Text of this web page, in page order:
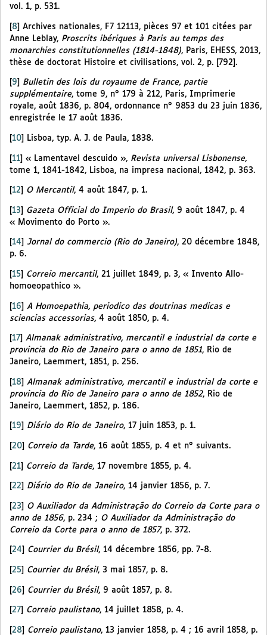
vol. 1, p. 531.
[8] Archives nationales, F7 12113, pièces 97 et 101 citées par
Anne Leblay, Proscrits ibériques à Paris au temps des
monarchies constitutionnelles (1814-1848), Paris, EHESS, 2013,
thèse de doctorat Histoire et civilisations, vol. 2, p. [792].
9
Bulletin des lois du royaume de France, partie
supplémentaire, tome 9, n° 179 à 212, Paris, Imprimerie
royale, août 1836, p. 804, ordonnance n° 9853 du 23 juin 1836,
enregistrée le 17 août 1836.
10 Lisboa, typ. A. J. de Paula, 1838.
[11] « Lamentavel descuido », Revista universal Lisbonense,
tome 1, 1841-1842, Lisboa, na impresa nacional, 1842, p. 363.
12 O Mercantil, 4 août 1847, p. 1.
[13] Gazeta Official do Imperio do Brasil, 9 août 1847, p. 4
« Movimento do Porto ».
14 Jornal do commercio (Rio do Janeiro), 20 décembre 1848,
p. 6.
15 Correio mercantil, 21 juillet 1849, p. 3, « Invento Allo-
homoeopathico ».
[16] A Homoepathia, periodico das doutrinas medicas e
sciencias accessorias, 4 août 1850, p. 4.
17
Almanak administrativo, mercantil e industrial da corte e
provincia do Rio de Janeiro para o anno de 1851, Rio de
Janeiro, Laemmert, 1851, p. 256.
[18] Almanak administrativo, mercantil e industrial da corte e
provincia do Rio de Janeiro para o anno de 1852, Rio de
Janeiro, Laemmert, 1852, p. 186.
19 Diário do Rio de Janeiro, 17 juin 1853, p. 1.
20 Correio da Tarde, 16 août 1855, p. 4 et n° suivants.
[21] Correio da Tarde, 17 novembre 1855, p. 4.
22 Diário do Rio de Janeiro, 14 janvier 1856, p. 7.
[23] O Auxiliador da Administração do Correio da Corte para o
anno de 1856, p. 234 ; O Auxiliador da Administração do
Correio da Corte para o anno de 1857, p. 372.
24 Courrier du Brésil, 14 décembre 1856, pp. 7-8.
25 Courrier du Brésil, 3 mai 1857, p. 8.
[26] Courrier du Brésil, 9 août 1857, p. 8.
27 Correio paulistano, 14 juillet 1858, p. 4.
[28] Correio paulistano, 13 janvier 1858, p. 4 ; 16 avril 1858, p.